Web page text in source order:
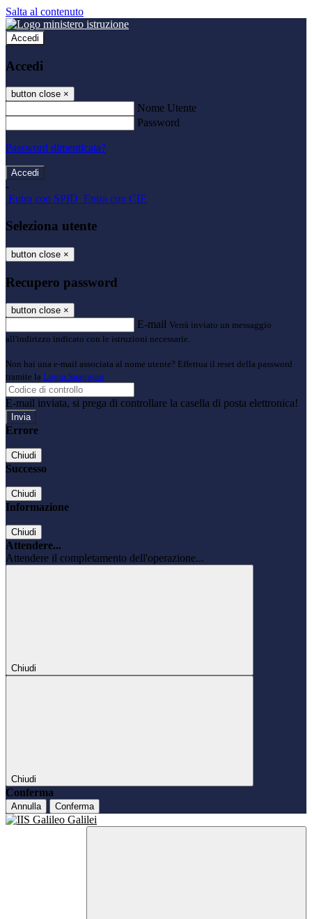
Salta al contenuto
Accedi
Accedi
button close ×
Nome Utente
Password
Password dimenticata?
-
Entra con SPID Entra con CIE
Seleziona utente
button close ×
Recupero password
button close ×
E-mail Verrà inviato un messaggio
all'indirizzo indicato con le istruzioni necessarie.
Non hai una e-mail associata al nome utente? Effettua il reset della password
tramite la Login Spaggiari
E-mail inviata, si prega di controllare la casella di posta elettronica!
Errore
Chiudi
Successo
Chiudi
Informazione
Chiudi
Attendere...
Attendere il completamento dell'operazione...
Chiudi
Chiudi
Conferma
Annulla Conferma